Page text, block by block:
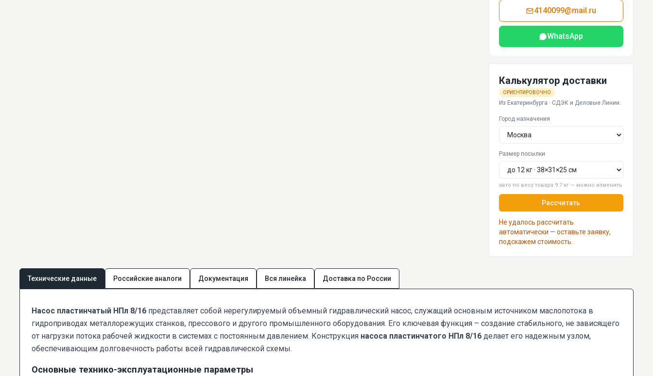
4140099@mail.ru
WhatsApp
Калькулятор доставки
ОРИЕНТИРОВОЧНО
Из Екатеринбурга · СДЭК и Деловые Линии.
Город назначения
Размер посылки
авто по весу товара 9.7 кг — можно изменить
Рассчитать
Не удалось рассчитать
автоматически — оставьте заявку,
подскажем стоимость.
Технические данные Российские аналоги Документация Вся линейка Доставка по России
Насос пластинчатый НПл 8/16 представляет собой нерегулируемый объемный гидравлический насос, служащий основным источником маслопотока в
гидроприводах металлорежущих станков, прессового и другого промышленного оборудования. Его ключевая функция – создание стабильного, не зависящего
от нагрузки потока рабочей жидкости в системах с постоянным давлением. Конструкция насоса пластинчатого НПл 8/16 делает его надежным узлом,
обеспечивающим долговечность работы всей гидравлической схемы.
Основные технико-эксплуатационные параметры